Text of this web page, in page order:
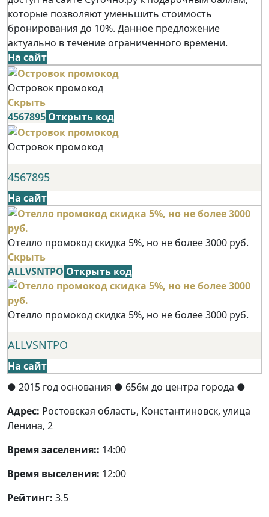
которые позволяют уменьшить стоимость
бронирования до 10%. Данное предложение
актуально в течение ограниченного времени.
На сайт
Островок промокод
Скрыть
4567895 Открыть код
Островок промокод
4567895
На сайт
Отелло промокод скидка 5%, но не более 3000 руб.
Скрыть
ALLVSNTPO Открыть код
Отелло промокод скидка 5%, но не более 3000 руб.
ALLVSNTPO
На сайт
● 2015 год основания ● 656м до центра города ●
Адрес: Ростовская область, Константиновск, улица
Ленина, 2
Время заселения:: 14:00
Время выселения: 12:00
Рейтинг: 3.5